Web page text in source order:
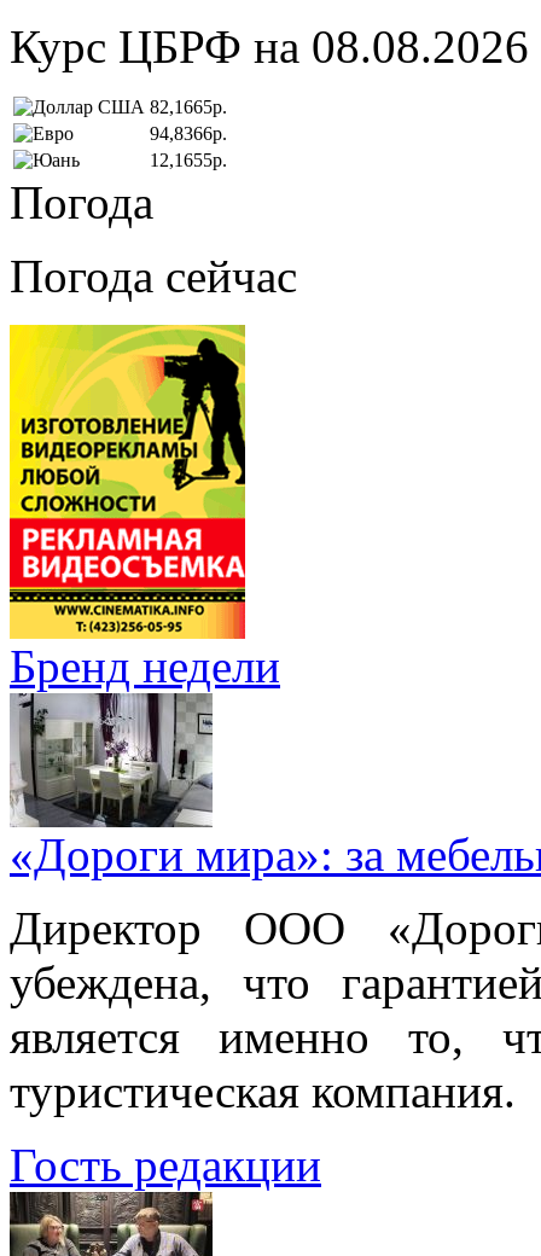
Курс ЦБРФ на 08.08.2026
82,1665р.
94,8366р.
12,1655р.
Погода
Погода сейчас
Бренд недели
«Дороги мира»: за
Директор ООО
убеждена, что
является именно то,
туристическая компания.
Гость редакции